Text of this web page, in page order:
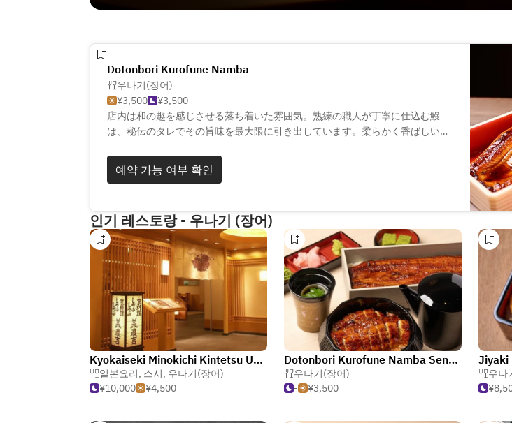
Dotonbori Kurofune Namba
우나기(장어)
¥3,500
¥3,500
店内は和の趣を感じさせる落ち着いた雰囲気。熟練の職人が丁寧に仕込む鰻
は、秘伝のタレでその旨味を最大限に引き出しています。柔らかく香ばしい鰻
に、特別なひとときをお楽しみください。
예약 가능 여부 확인
인기 레스토랑 - 우나기 (장어)
Kyokaiseki Minokichi Kintetsu Uehonmachi store
일본요리, 스시, 우나기(장어)
¥10,000
¥4,500
Dotonbori Kurofune Namba Sennichimae
우나기(장어)
-
¥3,500
Jiyaki
우나